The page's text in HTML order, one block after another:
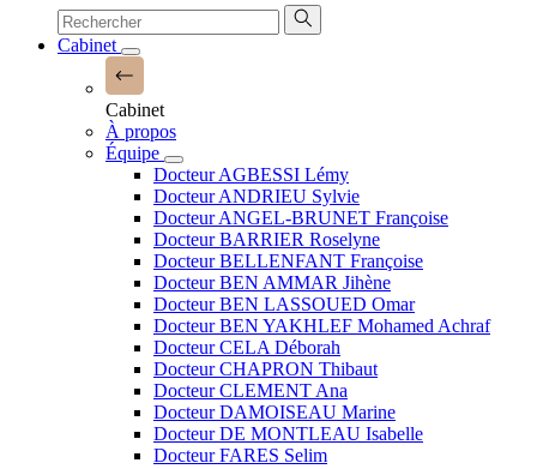
Cabinet
Cabinet
À propos
Équipe
Docteur AGBESSI Lémy
Docteur ANDRIEU Sylvie
Docteur ANGEL-BRUNET Françoise
Docteur BARRIER Roselyne
Docteur BELLENFANT Françoise
Docteur BEN AMMAR Jihène
Docteur BEN LASSOUED Omar
Docteur BEN YAKHLEF Mohamed Achraf
Docteur CELA Déborah
Docteur CHAPRON Thibaut
Docteur CLEMENT Ana
Docteur DAMOISEAU Marine
Docteur DE MONTLEAU Isabelle
Docteur FARES Selim